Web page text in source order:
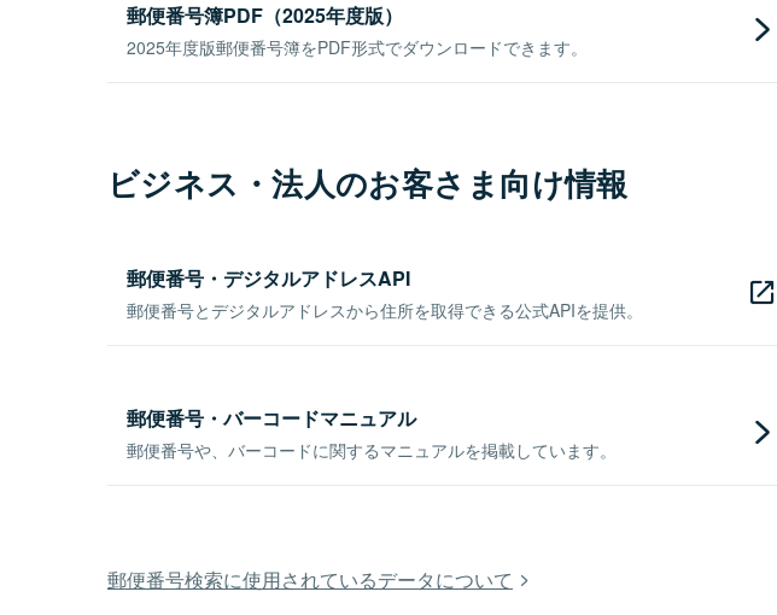
郵便番号簿PDF（2025年度版）
2025年度版郵便番号簿をPDF形式でダウンロードできます。
ビジネス・法人のお客さま向け情報
郵便番号・デジタルアドレスAPI
郵便番号とデジタルアドレスから住所を取得できる公式APIを提供。
郵便番号・バーコードマニュアル
郵便番号や、バーコードに関するマニュアルを掲載しています。
郵便番号検索に使用されているデータについて